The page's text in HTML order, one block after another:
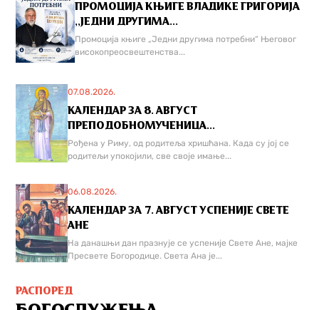
ПРОМОЦИЈА КЊИГЕ ВЛАДИКЕ ГРИГОРИЈА
,,ЈЕДНИ ДРУГИМА...
Промоција књиге „Једни другима потребни“ Његовог
високопреосвештенства...
07.08.2026.
КАЛЕНДАР ЗА 8. АВГУСТ
ПРЕПОДОБНОМУЧЕНИЦА...
Рођена у Риму, од родитеља хришћана. Када су јој се
родитељи упокојили, све своје имање...
06.08.2026.
КАЛЕНДАР ЗА 7. АВГУСТ УСПЕНИЈЕ СВЕТЕ
АНЕ
На данашњи дан празнује се успеније Свете Ане, мајке
Пресвете Богородице. Света Ана је...
РАСПОРЕД